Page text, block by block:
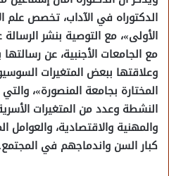
الدكتوراه في الآداب، تخصص علم
الأولى»، مع التوصية بنشر
مع الجامعات الأجنبية، عن
وعلاقتها ببعض المتغيرات
المختارة بجامعة المنصورة»،
النشطة وعدد من المتغيرات
والمهنية والاقتصادية، والعوامل
كبار السن واندماجهم في